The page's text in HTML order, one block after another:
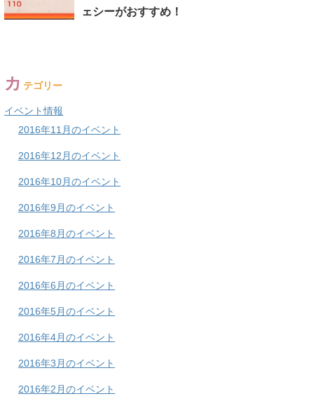
ェシーがおすすめ！
カ テゴリー
イベント情報
2016年11月のイベント
2016年12月のイベント
2016年10月のイベント
2016年9月のイベント
2016年8月のイベント
2016年7月のイベント
2016年6月のイベント
2016年5月のイベント
2016年4月のイベント
2016年3月のイベント
2016年2月のイベント